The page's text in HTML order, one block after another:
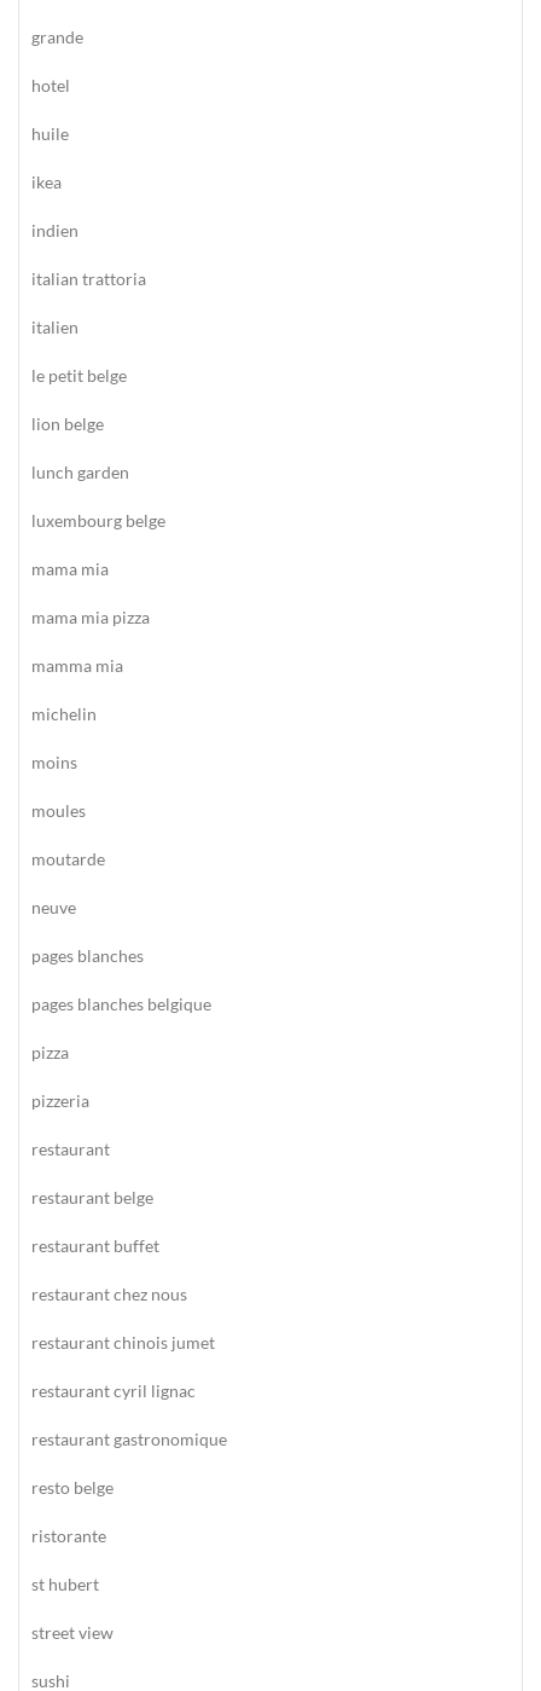
grande
hotel
huile
ikea
indien
italian trattoria
italien
le petit belge
lion belge
lunch garden
luxembourg belge
mama mia
mama mia pizza
mamma mia
michelin
moins
moules
moutarde
neuve
pages blanches
pages blanches belgique
pizza
pizzeria
restaurant
restaurant belge
restaurant buffet
restaurant chez nous
restaurant chinois jumet
restaurant cyril lignac
restaurant gastronomique
resto belge
ristorante
st hubert
street view
sushi